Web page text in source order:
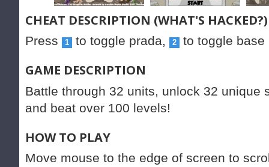
CHEAT DESCRIPTION (WHAT'S HACKED?)
Press 1 to toggle prada, 2 to toggle
GAME DESCRIPTION
Battle through 32 units, unlock 32 unique
and beat over 100 levels!
HOW TO PLAY
Move mouse to the edge of screen to